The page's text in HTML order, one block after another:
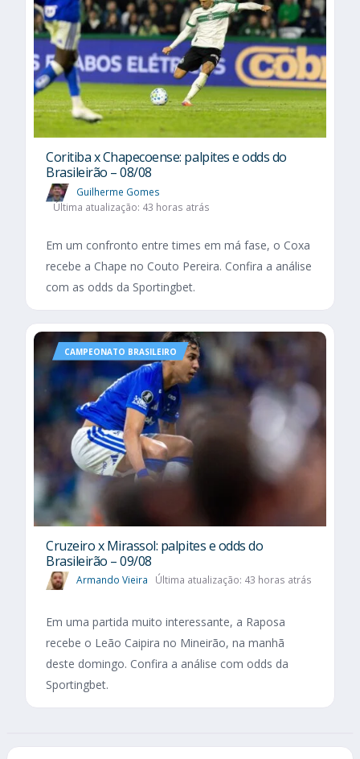
Coritiba x Chapecoense: palpites e odds do
Brasileirão – 08/08
Guilherme Gomes
Última atualização: 43 horas atrás
Em um confronto entre times em má fase, o Coxa
recebe a Chape no Couto Pereira. Confira a análise
com as odds da Sportingbet.
CAMPEONATO BRASILEIRO
Cruzeiro x Mirassol: palpites e odds do
Brasileirão – 09/08
Armando Vieira Última atualização: 43 horas atrás
Em uma partida muito interessante, a Raposa
recebe o Leão Caipira no Mineirão, na manhã
deste domingo. Confira a análise com odds da
Sportingbet.